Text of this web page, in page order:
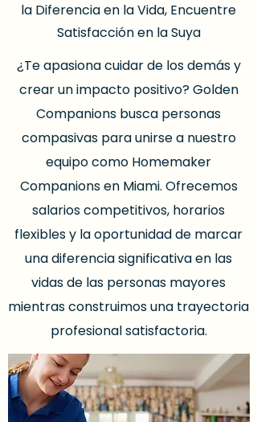
la Diferencia en la Vida, Encuentre
Satisfacción en la Suya
¿Te apasiona cuidar de los demás y
crear un impacto positivo? Golden
Companions busca personas
compasivas para unirse a nuestro
equipo como Homemaker
Companions en Miami. Ofrecemos
salarios competitivos, horarios
flexibles y la oportunidad de marcar
una diferencia significativa en las
vidas de las personas mayores
mientras construimos una trayectoria
profesional satisfactoria.